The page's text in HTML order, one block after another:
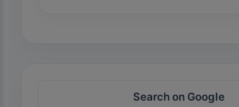
Search on Google